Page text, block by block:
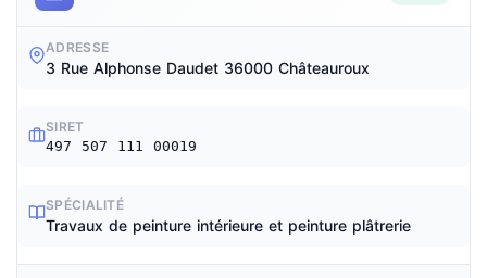
ADRESSE
3 Rue Alphonse Daudet 36000 Châteauroux
SIRET
497 507 111 00019
SPÉCIALITÉ
Travaux de peinture intérieure et peinture plâtrerie